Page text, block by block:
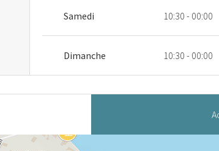
Samedi 10:30 - 00:00
Dimanche 10:30 - 00:00